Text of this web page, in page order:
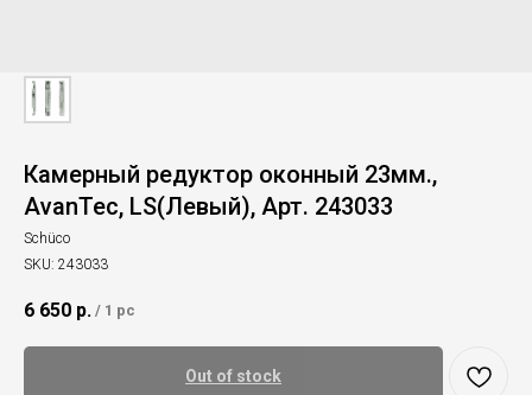
Камерный редуктор оконный 23мм.,
AvanTec, LS(Левый), Арт. 243033
Schüco
SKU: 243033
6 650 р. / 1 pc
Out of stock